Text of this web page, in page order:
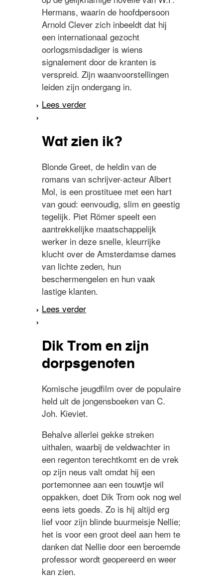
Hermans, waarin de hoofdpersoon
Arnold Clever zich inbeeldt dat hij
een internationaal gezocht
oorlogsmisdadiger is wiens
signalement door de kranten is
verspreid. Zijn waanvoorstellingen
leiden zijn ondergang in.
Lees verder
Wat zien ik?
Blonde Greet, de heldin van de
romans van schrijver-acteur Albert
Mol, is een prostituee met een hart
van goud: eenvoudig, slim en geestig
tegelijk. Piet Römer speelt een
aantrekkelijke maatschappelijk
werker in deze snelle, kleurrijke
klucht over de Amsterdamse dames
van lichte zeden, hun
beschermengelen en hun vaak
lastige klanten.
Lees verder
Dik Trom en zijn
dorpsgenoten
Komische jeugdfilm over de populaire
held uit de jongensboeken van C.
Joh. Kieviet.
Behalve allerlei gekke streken
uithalen, waarbij de veldwachter in
een regenton terechtkomt en de vrek
op zijn neus valt omdat hij een
portemonnee aan een touwtje wil
oppakken, doet Dik Trom ook nog wel
eens iets goeds. Zo is hij altijd erg
lief voor zijn blinde buurmeisje Nellie;
het is voor een groot deel aan hem te
danken dat Nellie door een beroemde
professor wordt geopereerd en weer
kan zien.